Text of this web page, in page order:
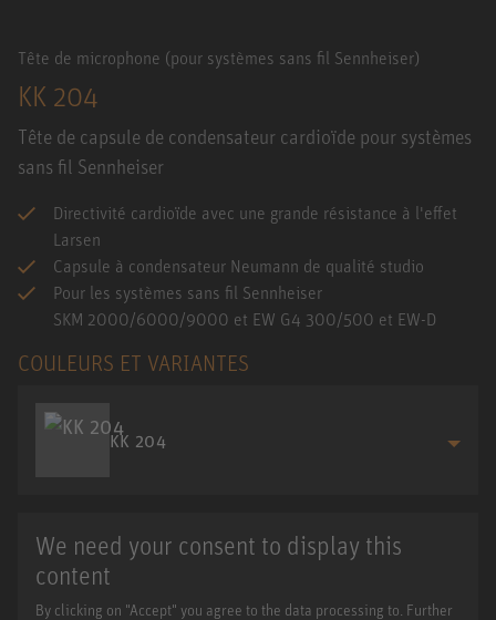
Tête de microphone (pour systèmes sans fil Sennheiser)
KK 204
Tête de capsule de condensateur cardioïde pour systèmes
sans fil Sennheiser
Directivité cardioïde avec une grande résistance à l'effet
Larsen
Capsule à condensateur Neumann de qualité studio
Pour les systèmes sans fil Sennheiser
SKM 2000/6000/9000 et EW G4 300/500 et EW-D
COULEURS ET VARIANTES
KK 204
We need your consent to display this
content
By clicking on "Accept" you agree to the data processing to. Further